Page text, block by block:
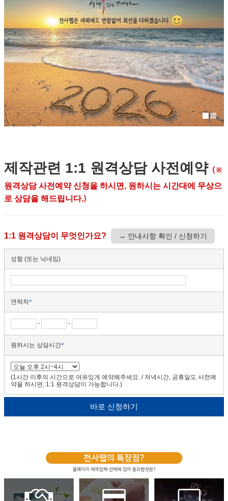
제작관련 1:1 원격상담 사전예약 (※
원격상담 사전예약 신청을 하시면, 원하시는 시간대에 무상으
로 상담을 해드립니다.)
1:1 원격상담이 무엇인가요? → 안내사항 확인 / 신청하기
성함 (또는 닉네임)
연락처*
- -
원하시는 상담시간*
(1시간 이후의 시간으로 여유있게 예약해주세요. / 저녁시간, 공휴일도 사전예
약을 하시면, 1:1 원격상담이 가능합니다.)